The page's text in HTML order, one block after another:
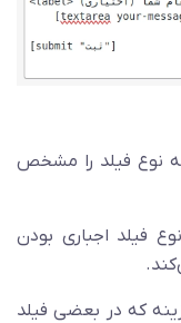
نوع فیلد را مشخص
فیلد اجباری بودن
که در بعضی فیلد